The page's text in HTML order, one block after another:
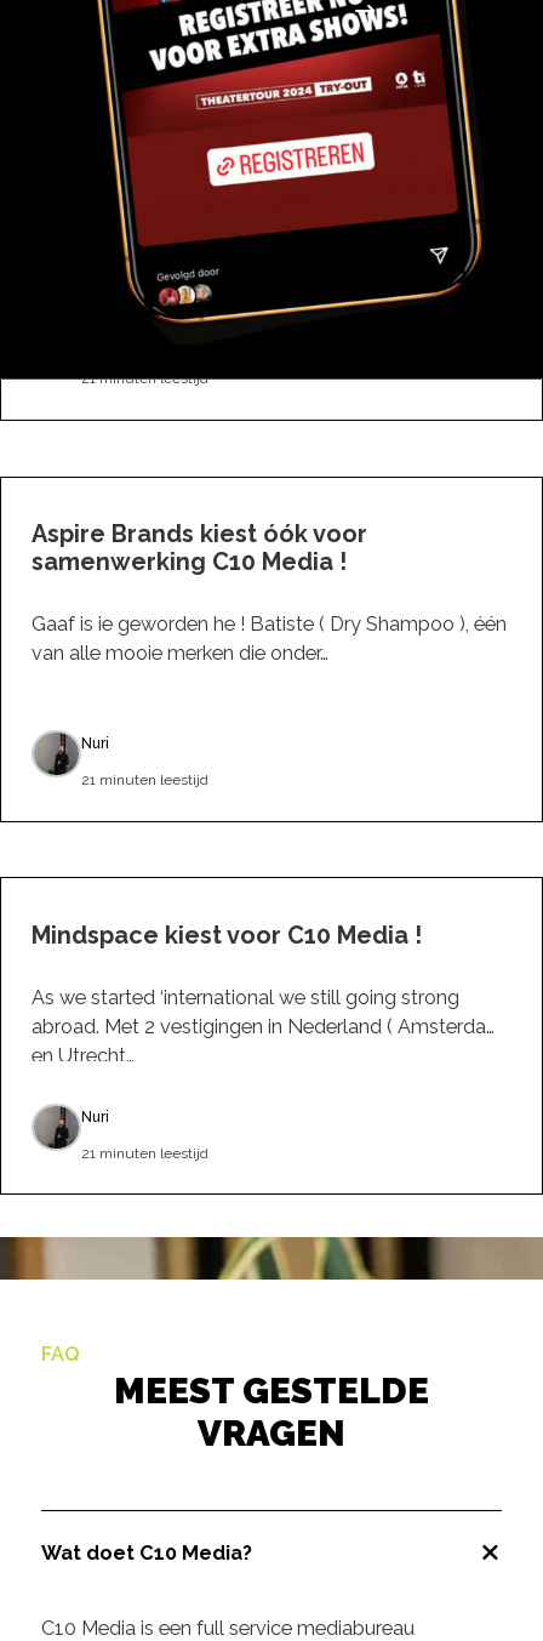
BEKIJK ALLE CASES
C10 Media verzorgt campagne Panda
Pizza Rotterdam
Met trots presenteren we u de samenwerking met
Panda Pizza Rotterdam. Een nieuw initiatief in
Rotterdam met verrukkelijke…
21 minuten leestijd
Aspire Brands kiest óók voor
samenwerking C10 Media !
Gaaf is ie geworden he ! Batiste ( Dry Shampoo ), één
van alle mooie merken die onder…
Nuri
21 minuten leestijd
Mindspace kiest voor C10 Media !
As we started ‘international we still going strong
abroad. Met 2 vestigingen in Nederland ( Amsterdam
en Utrecht…
Nuri
21 minuten leestijd
FAQ
MEEST GESTELDE
VRAGEN
Wat doet C10 Media?
C10 Media is een full service mediabureau